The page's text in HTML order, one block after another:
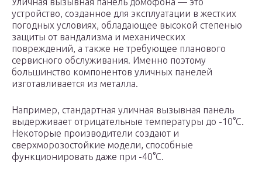
устройство, созданное для эксплуатации в жестких
погодных условиях, обладающее высокой степенью
защиты от вандализма и механических
повреждений, а также не требующее планового
сервисного обслуживания. Именно поэтому
большинство компонентов уличных панелей
изготавливается из металла.
Например, стандартная уличная вызывная панель
выдерживает отрицательные температуры до -10°C.
Некоторые производители создают и
сверхморозостойкие модели, способные
функционировать даже при -40°C.